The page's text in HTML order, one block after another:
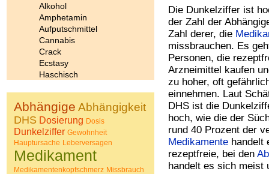
Die Dunkelziffer ist
der Zahl der
Zahl derer, die
missbrauchen. Es
Personen, die
Arzneimittel kaufen
zu hoher, oft
einnehmen. Laut
DHS ist die
hoch, wie die der
rund 40 Prozent der
Medikamente handelt
rezeptfreie, bei den
handelt es sich meist
Alkohol
Amphetamin
Aufputschmittel
Cannabis
Crack
Ecstasy
Haschisch
Koffein
Kokain
Lachgas
LSD
Marihuana
Medikamente
Abhängige Abhängigkeit
DHS Dosierung Dosis
Dunkelziffer Gewohnheit
Hauptursache Leberversagen
Medikament
Medikamentenkopfschmerz Missbrauch